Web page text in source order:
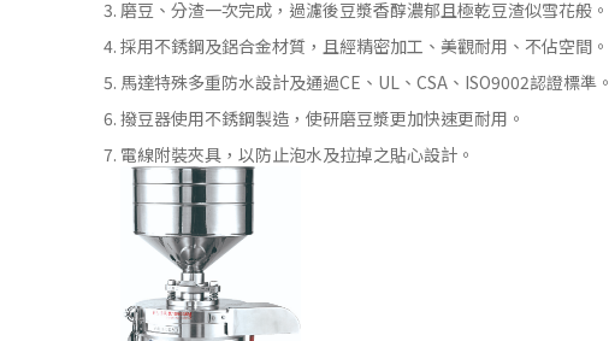
磨豆、分渣一次完成，過濾後豆漿香醇濃郁且極乾豆渣似雪花般。
採用不銹鋼及鋁合金材質，且經精密加工、美觀耐用、不佔空間。
馬達特殊多重防水設計及通過CE、UL、CSA、ISO9002認證標準。
撥豆器使用不銹鋼製造，使研磨豆漿更加快速更耐用。
電線附裝夾具，以防止泡水及拉掉之貼心設計。